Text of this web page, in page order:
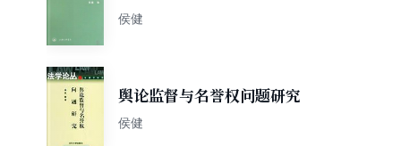
侯健
舆论监督与名誉权问题研究
侯健